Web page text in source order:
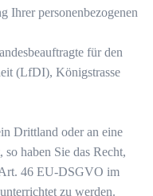
Ihrer personenbezogenen
für den
(LfDI), Königstrasse
Drittland oder an eine
haben Sie das Recht,
Art. 46 EU-DSGVO im
zu werden.